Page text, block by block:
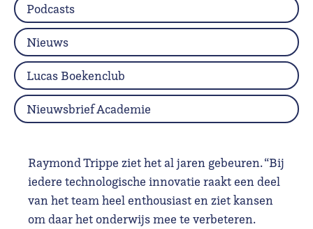
Raymond Trippe ziet het al jaren gebeuren. “Bij
iedere technologische innovatie raakt een deel
van het team heel enthousiast en ziet kansen
om daar het onderwijs mee te verbeteren.
Podcasts
Nieuws
Lucas Boekenclub
Nieuwsbrief Academie